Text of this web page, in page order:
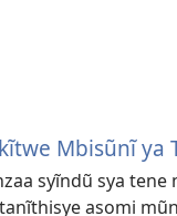
Mbisũnĩ ya
syĩndũ sya
asomi